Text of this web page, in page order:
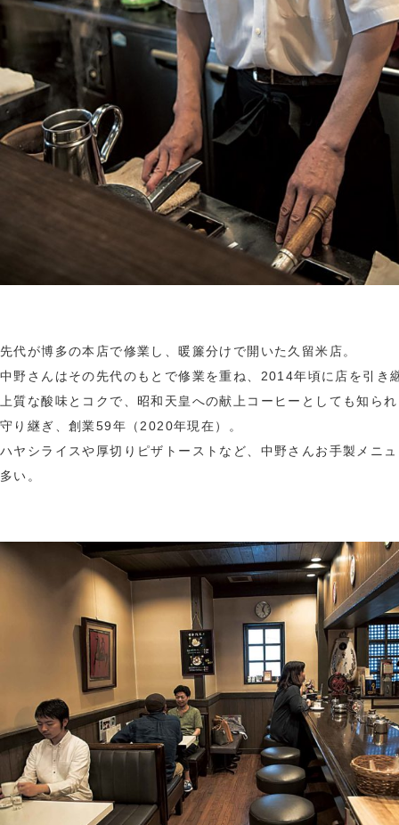
先代が博多の本店で修業し、暖簾分けで開いた久留米店。
中野さんはその先代のもとで修業を重ね、2014年頃に店を引き
上質な酸味とコクで、昭和天皇への献上コーヒーとしても知ら
守り継ぎ、創業59年（2020年現在）。
ハヤシライスや厚切りピザトーストなど、中野さんお手製メニ
多い。